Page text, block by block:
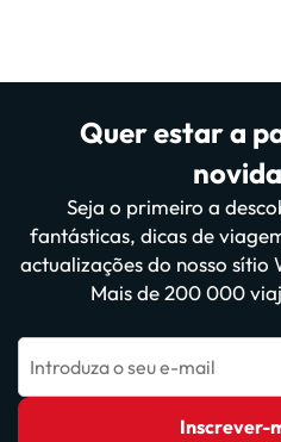
Quer estar a
Seja o primeiro a
fantásticas, dicas de
actualizações do nosso sítio
Mais de 200 000
Introduza o seu e-mail
Inscrever-